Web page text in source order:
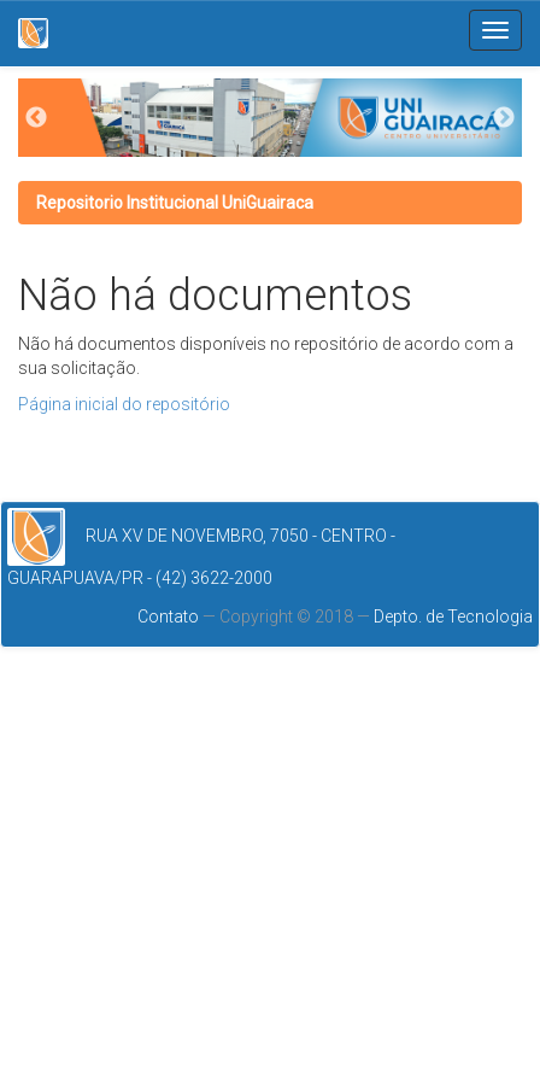
navigation
Repositorio Institucional UniGuairaca
Não há documentos
Não há documentos disponíveis no repositório de acordo com a
sua solicitação.
Página inicial do repositório
RUA XV DE NOVEMBRO, 7050 - CENTRO -
GUARAPUAVA/PR - (42) 3622-2000
Contato — Copyright © 2018 — Depto. de Tecnologia